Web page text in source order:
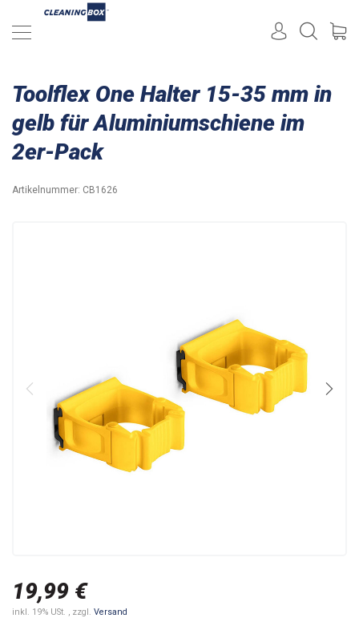
Toolflex One Halter 15-35 mm in
gelb für Aluminiumschiene im
2er-Pack
Artikelnummer: CB1626
19,99 €
inkl. 19% USt. , zzgl. Versand